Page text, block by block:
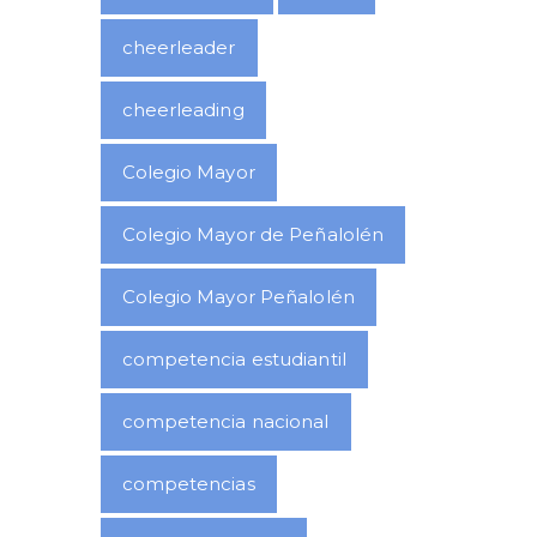
cheerleader
cheerleading
Colegio Mayor
Colegio Mayor de Peñalolén
Colegio Mayor Peñalolén
competencia estudiantil
competencia nacional
competencias